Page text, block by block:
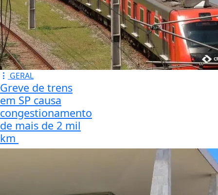
GERAL
Greve de trens
em SP causa
congestionamento
de mais de 2 mil
km